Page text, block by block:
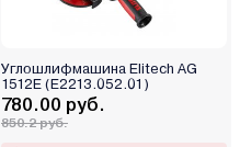
Углошлифмашина Elitech AG
1512E (E2213.052.01)
780.00 руб.
850.2 руб.